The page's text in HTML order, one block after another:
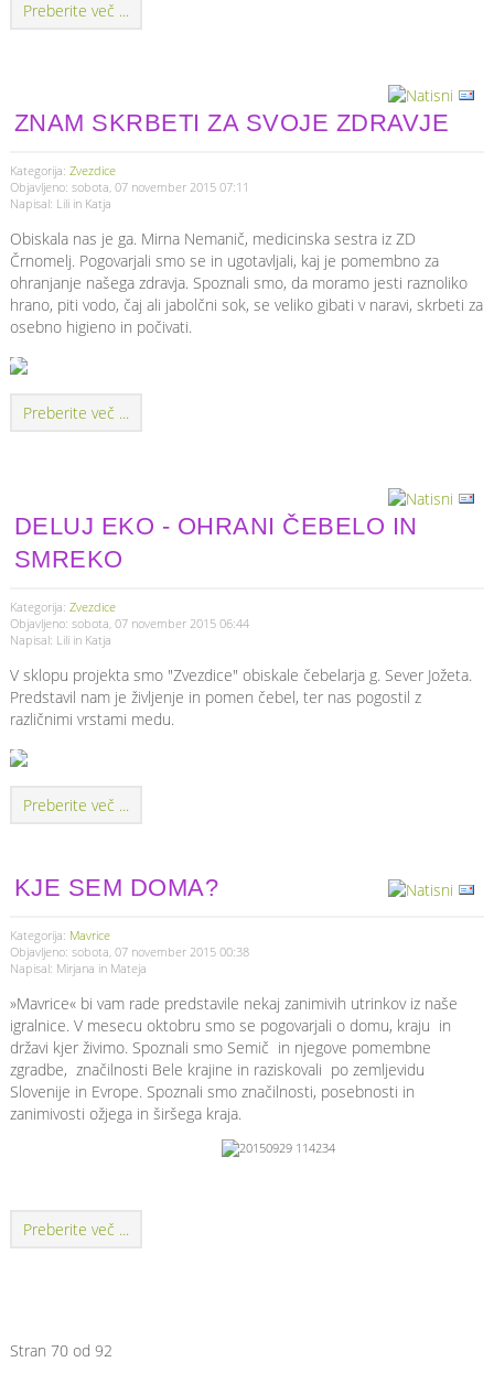
Preberite več ...
ZNAM SKRBETI ZA SVOJE ZDRAVJE
Kategorija: Zvezdice
Objavljeno: sobota, 07 november 2015 07:11
Napisal: Lili in Katja
Obiskala nas je ga. Mirna Nemanič, medicinska sestra iz ZD
Črnomelj. Pogovarjali smo se in ugotavljali, kaj je pomembno za
ohranjanje našega zdravja. Spoznali smo, da moramo jesti raznoliko
hrano, piti vodo, čaj ali jabolčni sok, se veliko gibati v naravi, skrbeti za
osebno higieno in počivati.
Preberite več ...
DELUJ EKO - OHRANI ČEBELO IN
SMREKO
Kategorija: Zvezdice
Objavljeno: sobota, 07 november 2015 06:44
Napisal: Lili in Katja
V sklopu projekta smo "Zvezdice" obiskale čebelarja g. Sever Jožeta.
Predstavil nam je življenje in pomen čebel, ter nas pogostil z
različnimi vrstami medu.
Preberite več ...
KJE SEM DOMA?
Kategorija: Mavrice
Objavljeno: sobota, 07 november 2015 00:38
Napisal: Mirjana in Mateja
»Mavrice« bi vam rade predstavile nekaj zanimivih utrinkov iz naše
igralnice. V mesecu oktobru smo se pogovarjali o domu, kraju in
državi kjer živimo. Spoznali smo Semič in njegove pomembne
zgradbe, značilnosti Bele krajine in raziskovali po zemljevidu
Slovenije in Evrope. Spoznali smo značilnosti, posebnosti in
zanimivosti ožjega in širšega kraja.
Preberite več ...
Stran 70 od 92